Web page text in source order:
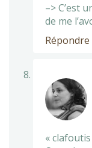
–> C’est
de me
Répondre
«